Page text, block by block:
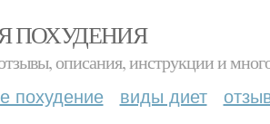
ПОХУДЕНИЯ
описания, инструкции и
похудение виды диет